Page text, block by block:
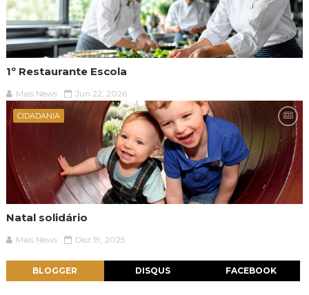
1º Restaurante Escola
Mais News Jun 22, 2026
CIDADANIA
Natal solidário
Mais News Dez 19, 2025
BLOGGER DISQUS FACEBOOK